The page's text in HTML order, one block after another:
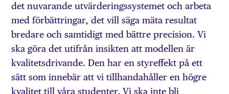
det nuvarande utvärderingssystemet och arbeta
med förbättringar, det vill säga mäta resultat
bredare och samtidigt med bättre precision. Vi
ska göra det utifrån insikten att modellen är
kvalitetsdrivande. Den har en styreffekt på ett
sätt som innebär att vi tillhandahåller en högre
kvalitet till våra studenter. Vi ska inte bli